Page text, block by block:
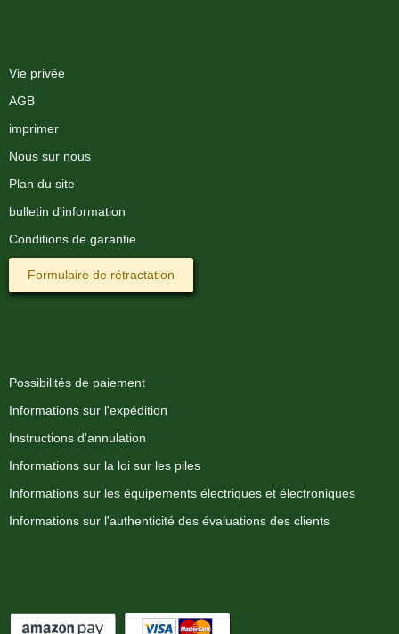
Vie privée
AGB
imprimer
Nous sur nous
Plan du site
bulletin d'information
Conditions de garantie
Formulaire de rétractation
Possibilités de paiement
Informations sur l'expédition
Instructions d'annulation
Informations sur la loi sur les piles
Informations sur les équipements électriques et électroniques
Informations sur l'authenticité des évaluations des clients